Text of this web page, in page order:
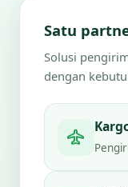
Satu
Solusi
dengan